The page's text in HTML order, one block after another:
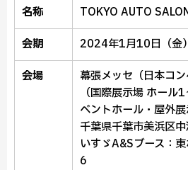
名称
TOKYO AUTO
会期
2024年1月10日（金
会場
幕張メッセ（日本コ
（国際展示場 ホール
ベントホール・屋外展
千葉県千葉市美浜区
いすゞA&Sブース：
6